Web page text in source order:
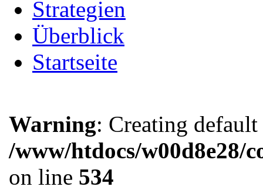
Strategien
Überblick
Startseite
Warning: Creating
/www/htdocs/w00d8e28/
on line 534